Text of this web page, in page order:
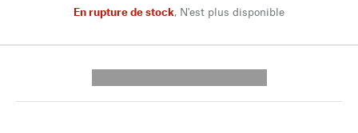
En rupture de stock, N'est plus disponible